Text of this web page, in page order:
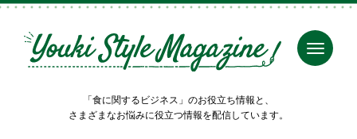
「食に関するビジネス」のお役立ち情報と、
さまざまなお悩みに役立つ情報を配信しています。